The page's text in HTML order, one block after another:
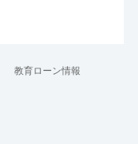
教育ローン情報